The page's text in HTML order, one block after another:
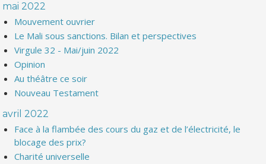
mai 2022
Mouvement ouvrier
Le Mali sous sanctions. Bilan et perspectives
Virgule 32 - Mai/juin 2022
Opinion
Au théâtre ce soir
Nouveau Testament
avril 2022
Face à la flambée des cours du gaz et de l’électricité, le
blocage des prix?
Charité universelle